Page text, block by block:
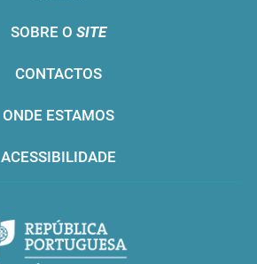
SOBRE O SITE
CONTACTOS
ONDE ESTAMOS
ACESSIBILIDADE